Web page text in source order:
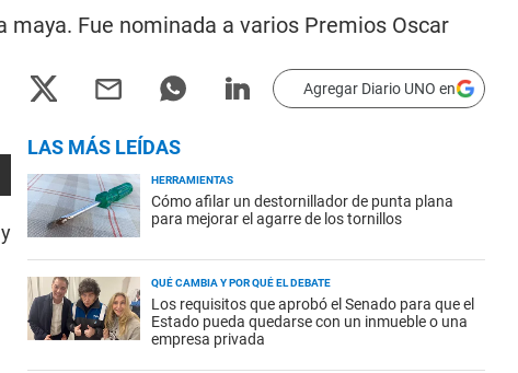
Fue nominada a varios Premios Oscar
Agregar Diario UNO en
LAS MÁS LEÍDAS
HERRAMIENTAS
Cómo afilar un destornillador de punta plana
para mejorar el agarre de los tornillos
QUÉ CAMBIA Y POR QUÉ EL DEBATE
Los requisitos que aprobó el Senado para que el
Estado pueda quedarse con un inmueble o una
empresa privada